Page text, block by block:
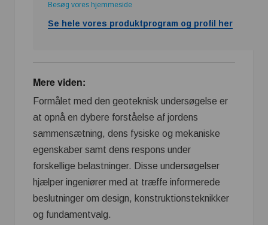
Besøg vores hjemmeside
Se hele vores produktprogram og profil her
Mere viden:
Formålet med den geoteknisk undersøgelse er
at opnå en dybere forståelse af jordens
sammensætning, dens fysiske og mekaniske
egenskaber samt dens respons under
forskellige belastninger. Disse undersøgelser
hjælper ingeniører med at træffe informerede
beslutninger om design, konstruktionsteknikker
og fundamentvalg.